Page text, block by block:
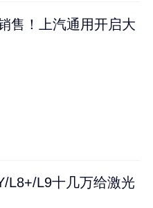
售！上汽通用开启大
L8+/L9十几万给激光